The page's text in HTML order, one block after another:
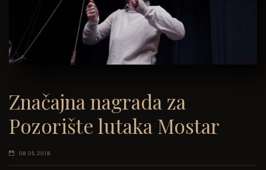
Značajna nagrada za
Pozorište lutaka Mostar
08.05.2018.